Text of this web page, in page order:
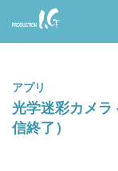
Prod
n I.G
アプリ
光学迷彩カメ
信終了）